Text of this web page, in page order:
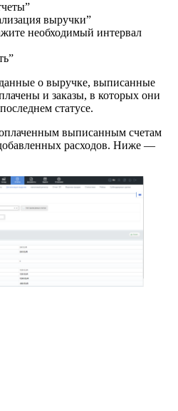
выручки”
необходимый интервал
о выручке, выписанные
и заказы, в которых они
статусе.
выписанным счетам
расходов. Ниже —